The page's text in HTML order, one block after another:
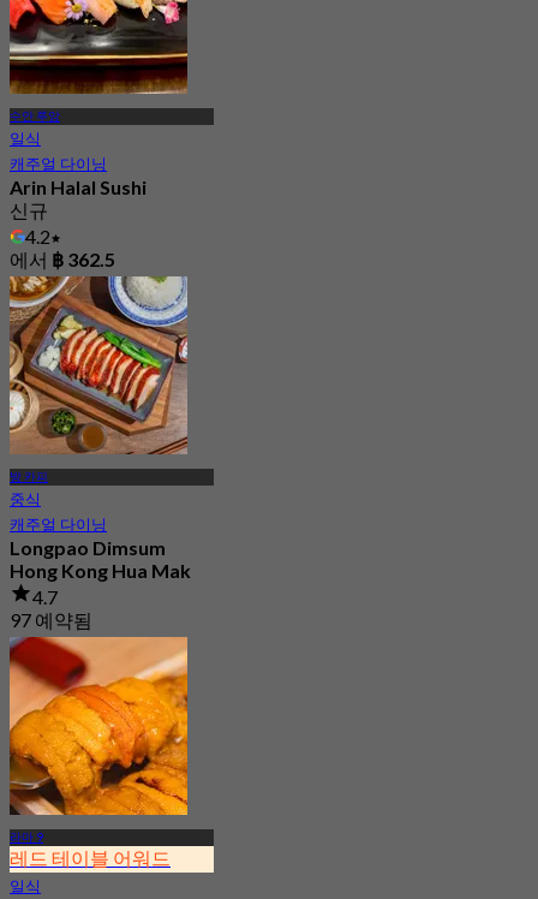
수안 루앙
일식
캐주얼 다이닝
Arin Halal Sushi
신규
4.2
에서 ฿ 362.5
방 카피
중식
캐주얼 다이닝
Longpao Dimsum
Hong Kong Hua Mak
4.7
97 예약됨
에서฿ 230
라마 9
레드 테이블 어워드
일식